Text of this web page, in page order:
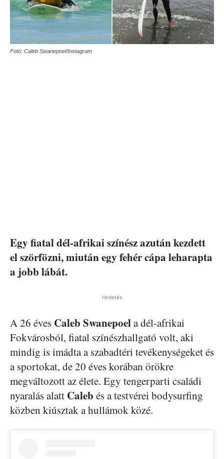
Fotó: Caleb Swanepoel/Instagram
Egy fiatal dél-afrikai színész azután kezdett
el szörfözni, miután egy fehér cápa leharapta
a jobb lábát.
Hirdetés
A 26 éves Caleb Swanepoela dél-afrikai
Fokvárosból, fiatal színészhallgató volt, aki
mindig is imádta a szabadtéri tevékenységeket és
a sportokat, de 20 éves korában örökre
megváltozott az élete. Egy tengerparti családi
nyaralás alatt Caleb és a testvérei bodysurfing
közben kiúsztak a hullámok közé.